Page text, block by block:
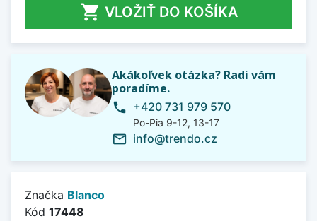
 VLOŽIŤ DO KOŠÍKA
Akákoľvek otázka? Radi vám
poradíme.
phone +420 731 979 570
Po-Pia 9-12, 13-17
mail_outline info@trendo.cz
Značka Blanco
Kód 17448